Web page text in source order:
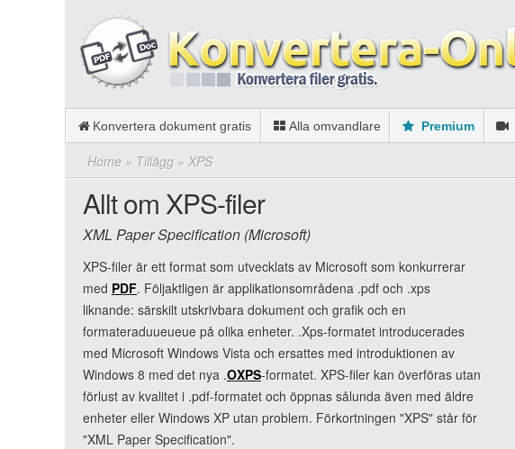
Konvertera dokument gratis Alla omvandlare Premium
Home » Tillägg » XPS
Allt om XPS-filer
XML Paper Specification (Microsoft)
XPS-filer är ett format som utvecklats av Microsoft som konkurrerar
med PDF. Följaktligen är applikationsområdena .pdf och .xps
liknande: särskilt utskrivbara dokument och grafik och en
formateraduueueue på olika enheter. .Xps-formatet introducerades
med Microsoft Windows Vista och ersattes med introduktionen av
Windows 8 med det nya .OXPS-formatet. XPS-filer kan överföras utan
förlust av kvalitet i .pdf-formatet och öppnas sålunda även med äldre
enheter eller Windows XP utan problem. Förkortningen "XPS" står för
"XML Paper Specification".